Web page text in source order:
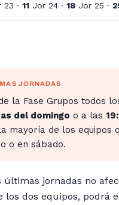
23 · 11 Jor 24 · 18 Jor 25 ·
JORNADAS
la Fase Grupos todos
del domingo o a las
mayoría de los equipos
o en sábado.
jornadas no
los dos equipos, podrá